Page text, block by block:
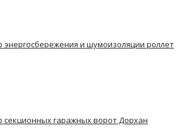
энергосбережения и шумоизоляции роллет
секционных гаражных ворот Дорхан